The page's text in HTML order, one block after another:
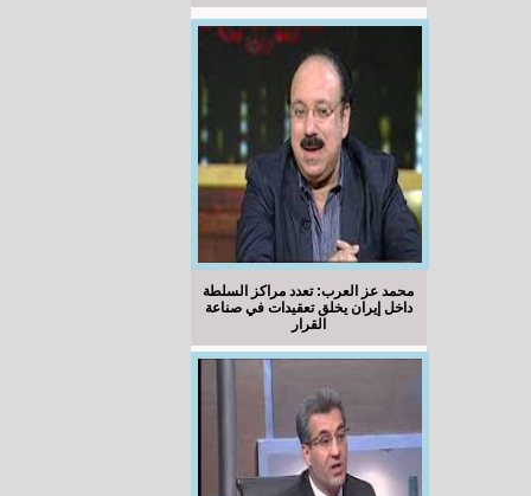
محمد عز العرب: تعدد مراكز السلطة
داخل إيران يخلق تعقيدات في صناعة
القرار